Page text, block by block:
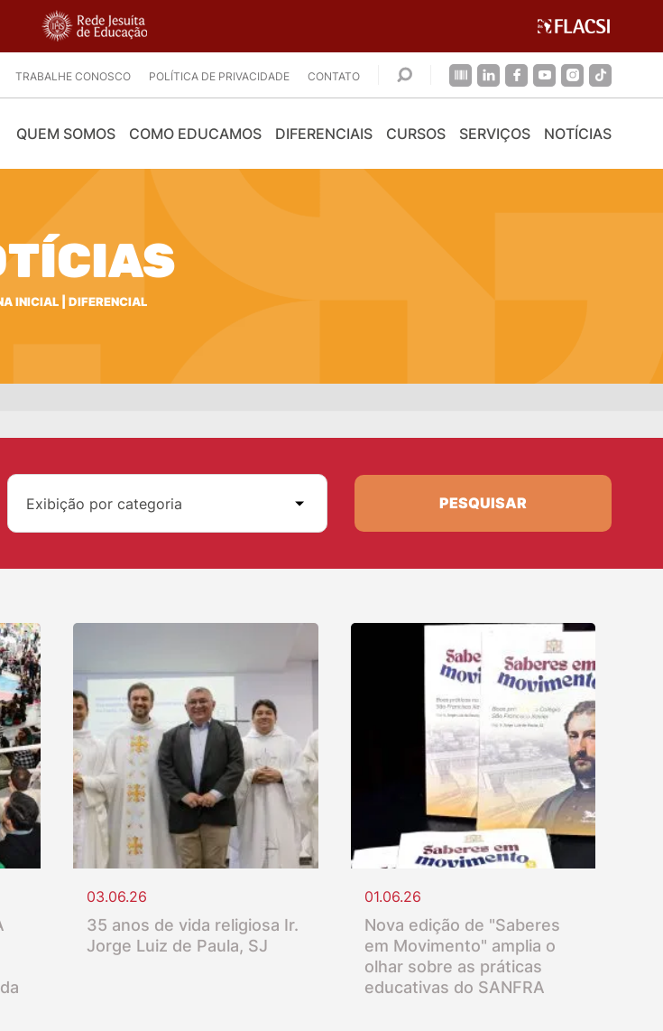
TRABALHE CONOSCO POLÍTICA DE PRIVACIDADE CONTATO
QUEM SOMOS COMO EDUCAMOS DIFERENCIAIS CURSOS SERVIÇOS NOTÍCIAS
INICIAL DIFERENCIAL
Exibição por categoria PESQUISAR
03.06.26
35 anos de vida religiosa Ir.
Jorge Luiz de Paula, SJ
01.06.26
Nova edição de "Saberes
em Movimento" amplia o
olhar sobre as práticas
educativas do SANFRA